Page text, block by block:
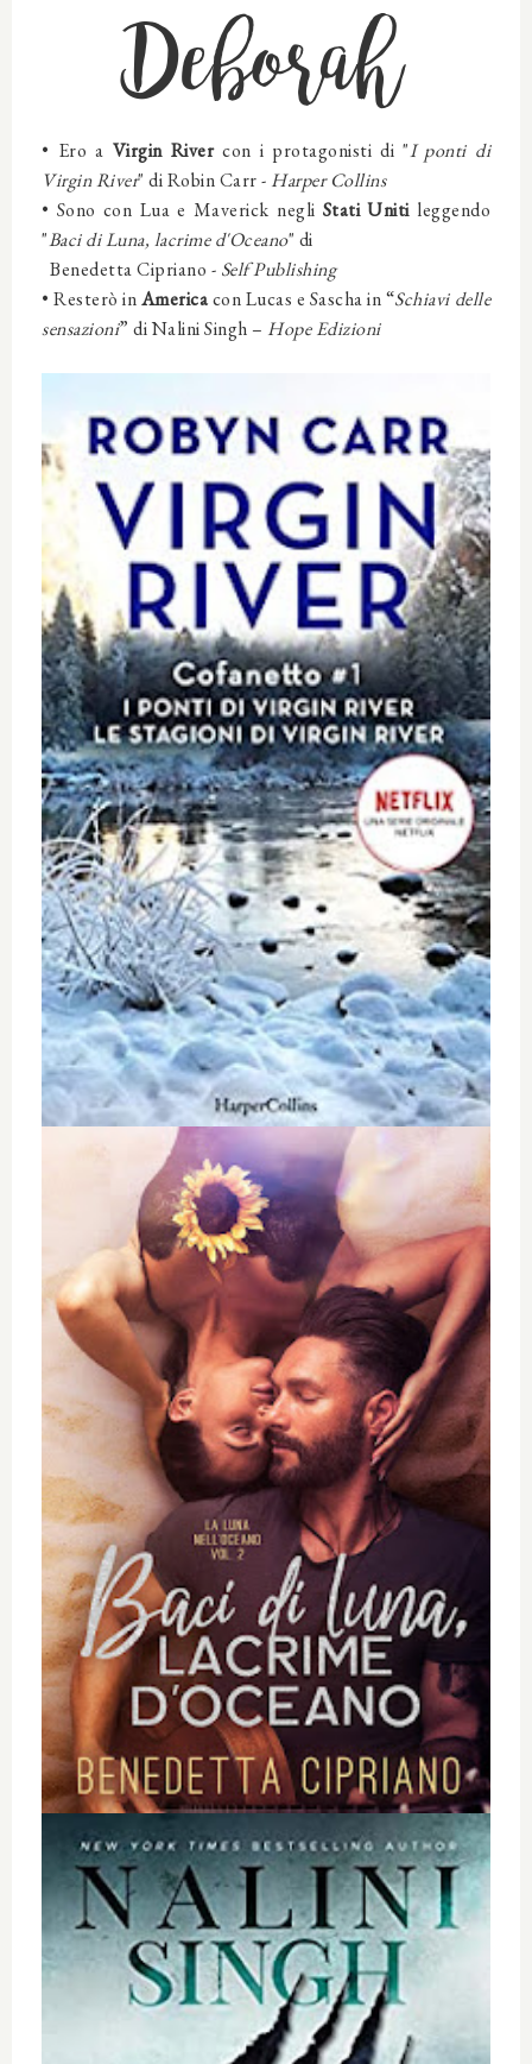
Deborah
• Eroa Virgin Rivercon i protagonisti di "I ponti di
Virgin River" di Robin Carr - Harper Collins
• Sono con Lua e Maverick negli Stati Unitileggendo
"Baci di Luna, lacrime d'Oceano" di
Benedetta Cipriano - Self Publishing
•Resterò inAmericacon Lucas e Sascha in “Schiavi delle
sensazioni” di Nalini Singh – Hope Edizioni